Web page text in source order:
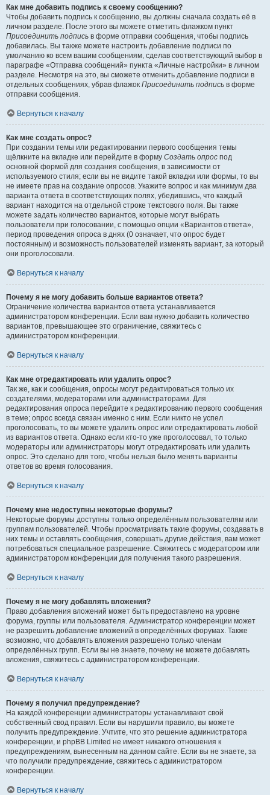
Как мне добавить подпись к своему сообщению?
Чтобы добавить подпись к сообщению, вы должны сначала создать её в
личном разделе. После этого вы можете отметить флажком пункт
Присоединить подпись в форме отправки сообщения, чтобы подпись
добавилась. Вы также можете настроить добавление подписи по
умолчанию ко всем вашим сообщениям, сделав соответствующий выбор в
параграфе «Отправка сообщений» пункта «Личные настройки» в личном
разделе. Несмотря на это, вы сможете отменить добавление подписи в
отдельных сообщениях, убрав флажок Присоединить подпись в форме
отправки сообщения.
Вернуться к началу
Как мне создать опрос?
При создании темы или редактировании первого сообщения темы
щёлкните на вкладке или перейдите в форму Создать опрос под
основной формой для создания сообщения, в зависимости от
используемого стиля; если вы не видите такой вкладки или формы, то вы
не имеете прав на создание опросов. Укажите вопрос и как минимум два
варианта ответа в соответствующих полях, убедившись, что каждый
вариант находится на отдельной строке текстового поля. Вы также
можете задать количество вариантов, которые могут выбрать
пользователи при голосовании, с помощью опции «Вариантов ответа»,
период проведения опроса в днях (0 означает, что опрос будет
постоянным) и возможность пользователей изменять вариант, за который
они проголосовали.
Вернуться к началу
Почему я не могу добавить больше вариантов ответа?
Ограничение количества вариантов ответа устанавливается
администратором конференции. Если вам нужно добавить количество
вариантов, превышающее это ограничение, свяжитесь с
администратором конференции.
Вернуться к началу
Как мне отредактировать или удалить опрос?
Так же, как и сообщения, опросы могут редактироваться только их
создателями, модераторами или администраторами. Для
редактирования опроса перейдите к редактированию первого сообщения
в теме; опрос всегда связан именно с ним. Если никто не успел
проголосовать, то вы можете удалить опрос или отредактировать любой
из вариантов ответа. Однако если кто-то уже проголосовал, то только
модераторы или администраторы могут отредактировать или удалить
опрос. Это сделано для того, чтобы нельзя было менять варианты
ответов во время голосования.
Вернуться к началу
Почему мне недоступны некоторые форумы?
Некоторые форумы доступны только определённым пользователям или
группам пользователей. Чтобы просматривать такие форумы, создавать в
них темы и оставлять сообщения, совершать другие действия, вам может
потребоваться специальное разрешение. Свяжитесь с модератором или
администратором конференции для получения такого разрешения.
Вернуться к началу
Почему я не могу добавлять вложения?
Право добавления вложений может быть предоставлено на уровне
форума, группы или пользователя. Администратор конференции может
не разрешить добавление вложений в определённых форумах. Также
возможно, что добавлять вложения разрешено только членам
определённых групп. Если вы не знаете, почему не можете добавлять
вложения, свяжитесь с администратором конференции.
Вернуться к началу
Почему я получил предупреждение?
На каждой конференции администраторы устанавливают свой
собственный свод правил. Если вы нарушили правило, вы можете
получить предупреждение. Учтите, что это решение администратора
конференции, и phpBB Limited не имеет никакого отношения к
предупреждениям, вынесенным на данном сайте. Если вы не знаете, за
что получили предупреждение, свяжитесь с администратором
конференции.
Вернуться к началу